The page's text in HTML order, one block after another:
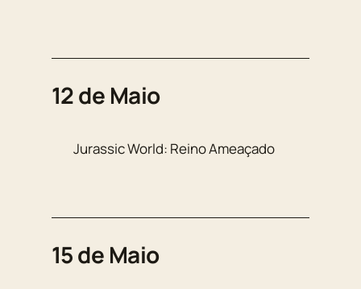
12 de Maio
Jurassic World: Reino Ameaçado
15 de Maio